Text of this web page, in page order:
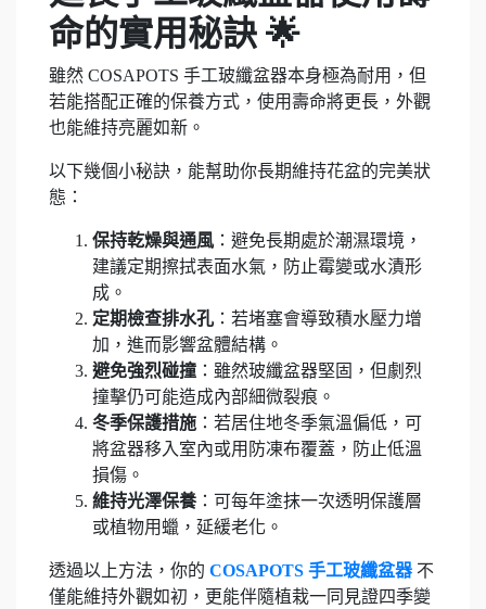
命的實用秘訣 🌟
雖然 COSAPOTS 手工玻纖盆器本身極為耐用，但
若能搭配正確的保養方式，使用壽命將更長，外觀
也能維持亮麗如新。
以下幾個小秘訣，能幫助你長期維持花盆的完美狀
態：
保持乾燥與通風 ：避免長期處於潮濕環境，
建議定期擦拭表面水氣，防止霉變或水漬形
成。
定期檢查排水孔：若堵塞會導致積水壓力增
加，進而影響盆體結構。
避免強烈碰撞 ：雖然玻纖盆器堅固，但劇烈
撞擊仍可能造成內部細微裂痕。
冬季保護措施 ：若居住地冬季氣溫偏低，可
將盆器移入室內或用防凍布覆蓋，防止低溫
損傷。
維持光澤保養 ：可每年塗抹一次透明保護層
或植物用蠟，延緩老化。
透過以上方法，你的 COSAPOTS 手工玻纖盆器 不
僅能維持外觀如初，更能伴隨植栽一同見證四季變